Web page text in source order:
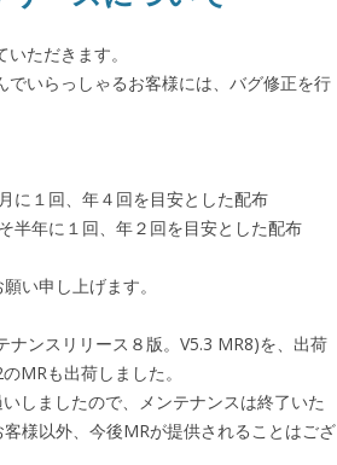
ただきます。
いらっしゃるお客様には、バグ修正を行
に１回、年４回を目安とした配布
半年に１回、年２回を目安とした配布
い申し上げます。
ンスリリース８版。V5.3 MR8)を、出荷
MRも出荷しました。
しましたので、メンテナンスは終了いた
様以外、今後MRが提供されることはござ